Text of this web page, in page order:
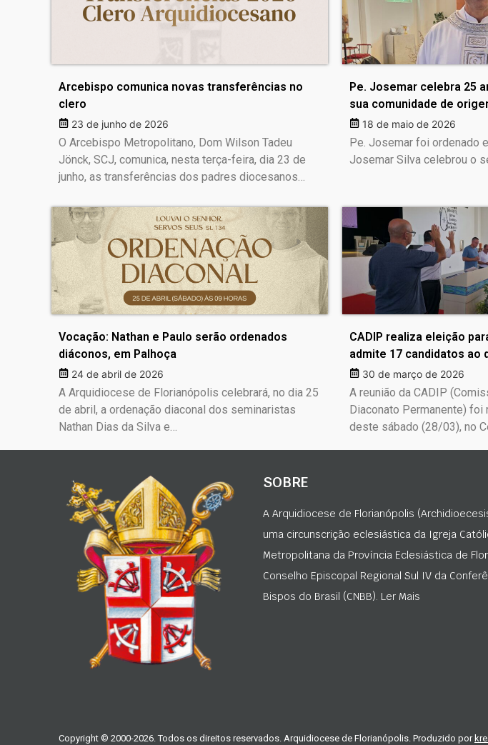
Arcebispo comunica novas transferências no
clero
23 de junho de 2026
O Arcebispo Metropolitano, Dom Wilson Tadeu
Jönck, SCJ, comunica, nesta terça-feira, dia 23 de
junho, as transferências dos padres diocesanos…
Pe. Josemar celebra 25
sua comunidade de
18 de maio de 2026
Pe. Josemar foi ordenado
Josemar Silva celebrou o
Vocação: Nathan e Paulo serão ordenados
diáconos, em Palhoça
24 de abril de 2026
A Arquidiocese de Florianópolis celebrará, no dia 25
de abril, a ordenação diaconal dos seminaristas
Nathan Dias da Silva e…
CADIP realiza eleição
admite 17 candidatos ao
30 de março de 2026
A reunião da CADIP
Diaconato Permanente) foi
deste sábado (28/03), no
SOBRE
A Arquidiocese de Florianópolis
uma circunscrição eclesiástica da Igreja
Metropolitana da Província Eclesiástica de
Conselho Episcopal Regional Sul IV da
Bispos do Brasil (CNBB). Ler Mais
Copyright © 2000-2026. Todos os direitos reservados. Arquidiocese de Florianópolis. Produzido por